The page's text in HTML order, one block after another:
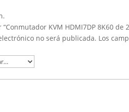
KVM HDMI7DP 8K60 de
no será publicada. Los